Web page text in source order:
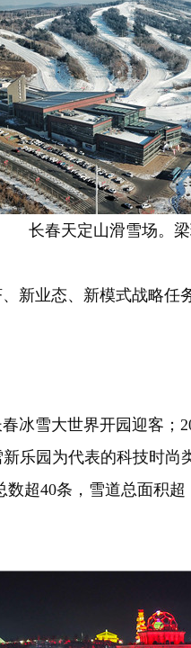
长春天定山滑雪场。
业态、新模式战略任
雪大世界开园迎客；
乐园为代表的科技时尚
40条，雪道总面积超